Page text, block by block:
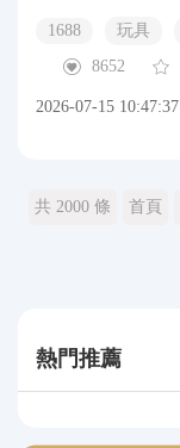
1688 玩具
8652
2026-07-15 10:47:37
共 2000 條 首頁
熱門推薦